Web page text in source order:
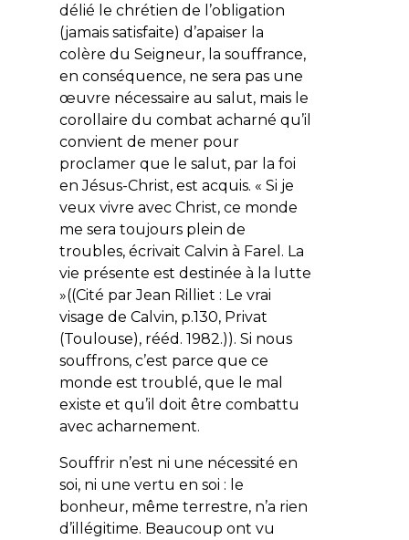
délié le chrétien de l’obligation
(jamais satisfaite) d’apaiser la
colère du Seigneur, la souffrance,
en conséquence, ne sera pas une
œuvre nécessaire au salut, mais le
corollaire du combat acharné qu’il
convient de mener pour
proclamer que le salut, par la foi
en Jésus-Christ, est acquis. « Si je
veux vivre avec Christ, ce monde
me sera toujours plein de
troubles, écrivait Calvin à Farel. La
vie présente est destinée à la lutte
»((Cité par Jean Rilliet : Le vrai
visage de Calvin, p.130, Privat
(Toulouse), rééd. 1982.)). Si nous
souffrons, c’est parce que ce
monde est troublé, que le mal
existe et qu’il doit être combattu
avec acharnement.
Souffrir n’est ni une nécessité en
soi, ni une vertu en soi : le
bonheur, même terrestre, n’a rien
d’illégitime. Beaucoup ont vu